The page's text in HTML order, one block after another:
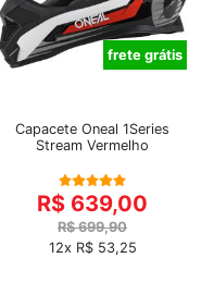
frete grátis
Capacete Oneal 1Series
Stream Vermelho
R$ 639,00
R$ 699,90
12x R$ 53,25